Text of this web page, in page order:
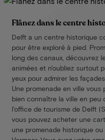
Flânez dans le centre
Delft a un centre historique
pour être exploré à pied.
long des canaux, découvrez
animées et n'oubliez surtout
yeux pour admirer les
Une promenade en ville vous
bien connaître la ville en peu
l'office de tourisme de Delft
vous pouvez acheter une
une promenade historique